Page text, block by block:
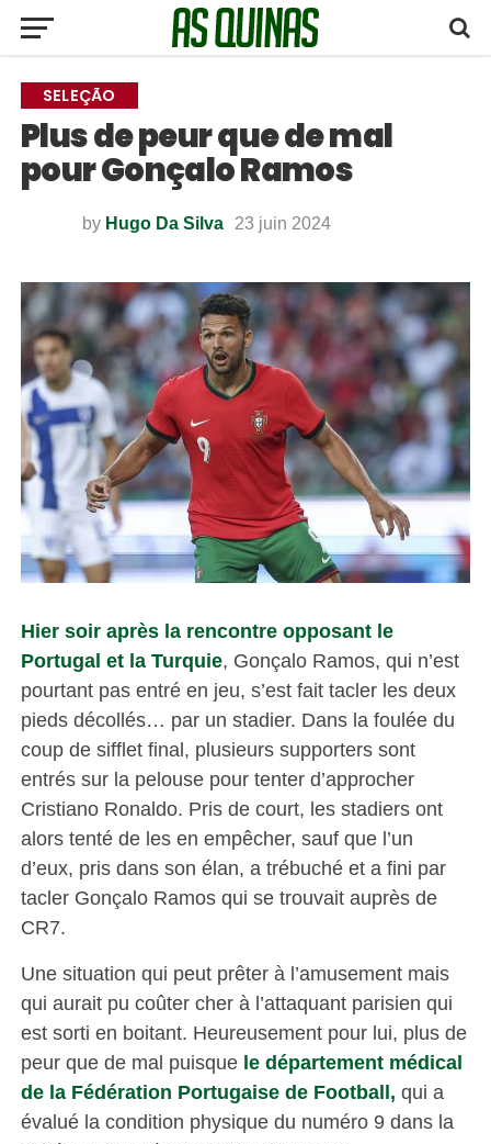
SELEÇÃO
Plus de peur que de mal
pour Gonçalo Ramos
by Hugo Da Silva 23 juin 2024
Hier soir après la rencontre opposant le
Portugal et la Turquie, Gonçalo Ramos, qui n’est
pourtant pas entré en jeu, s’est fait tacler les deux
pieds décollés… par un stadier. Dans la foulée du
coup de sifflet final, plusieurs supporters sont
entrés sur la pelouse pour tenter d’approcher
Cristiano Ronaldo. Pris de court, les stadiers ont
alors tenté de les en empêcher, sauf que l’un
d’eux, pris dans son élan, a trébuché et a fini par
tacler Gonçalo Ramos qui se trouvait auprès de
CR7.
Une situation qui peut prêter à l’amusement mais
qui aurait pu coûter cher à l’attaquant parisien qui
est sorti en boitant. Heureusement pour lui, plus de
peur que de mal puisque le département médical
de la Fédération Portugaise de Football, qui a
évalué la condition physique du numéro 9 dans la